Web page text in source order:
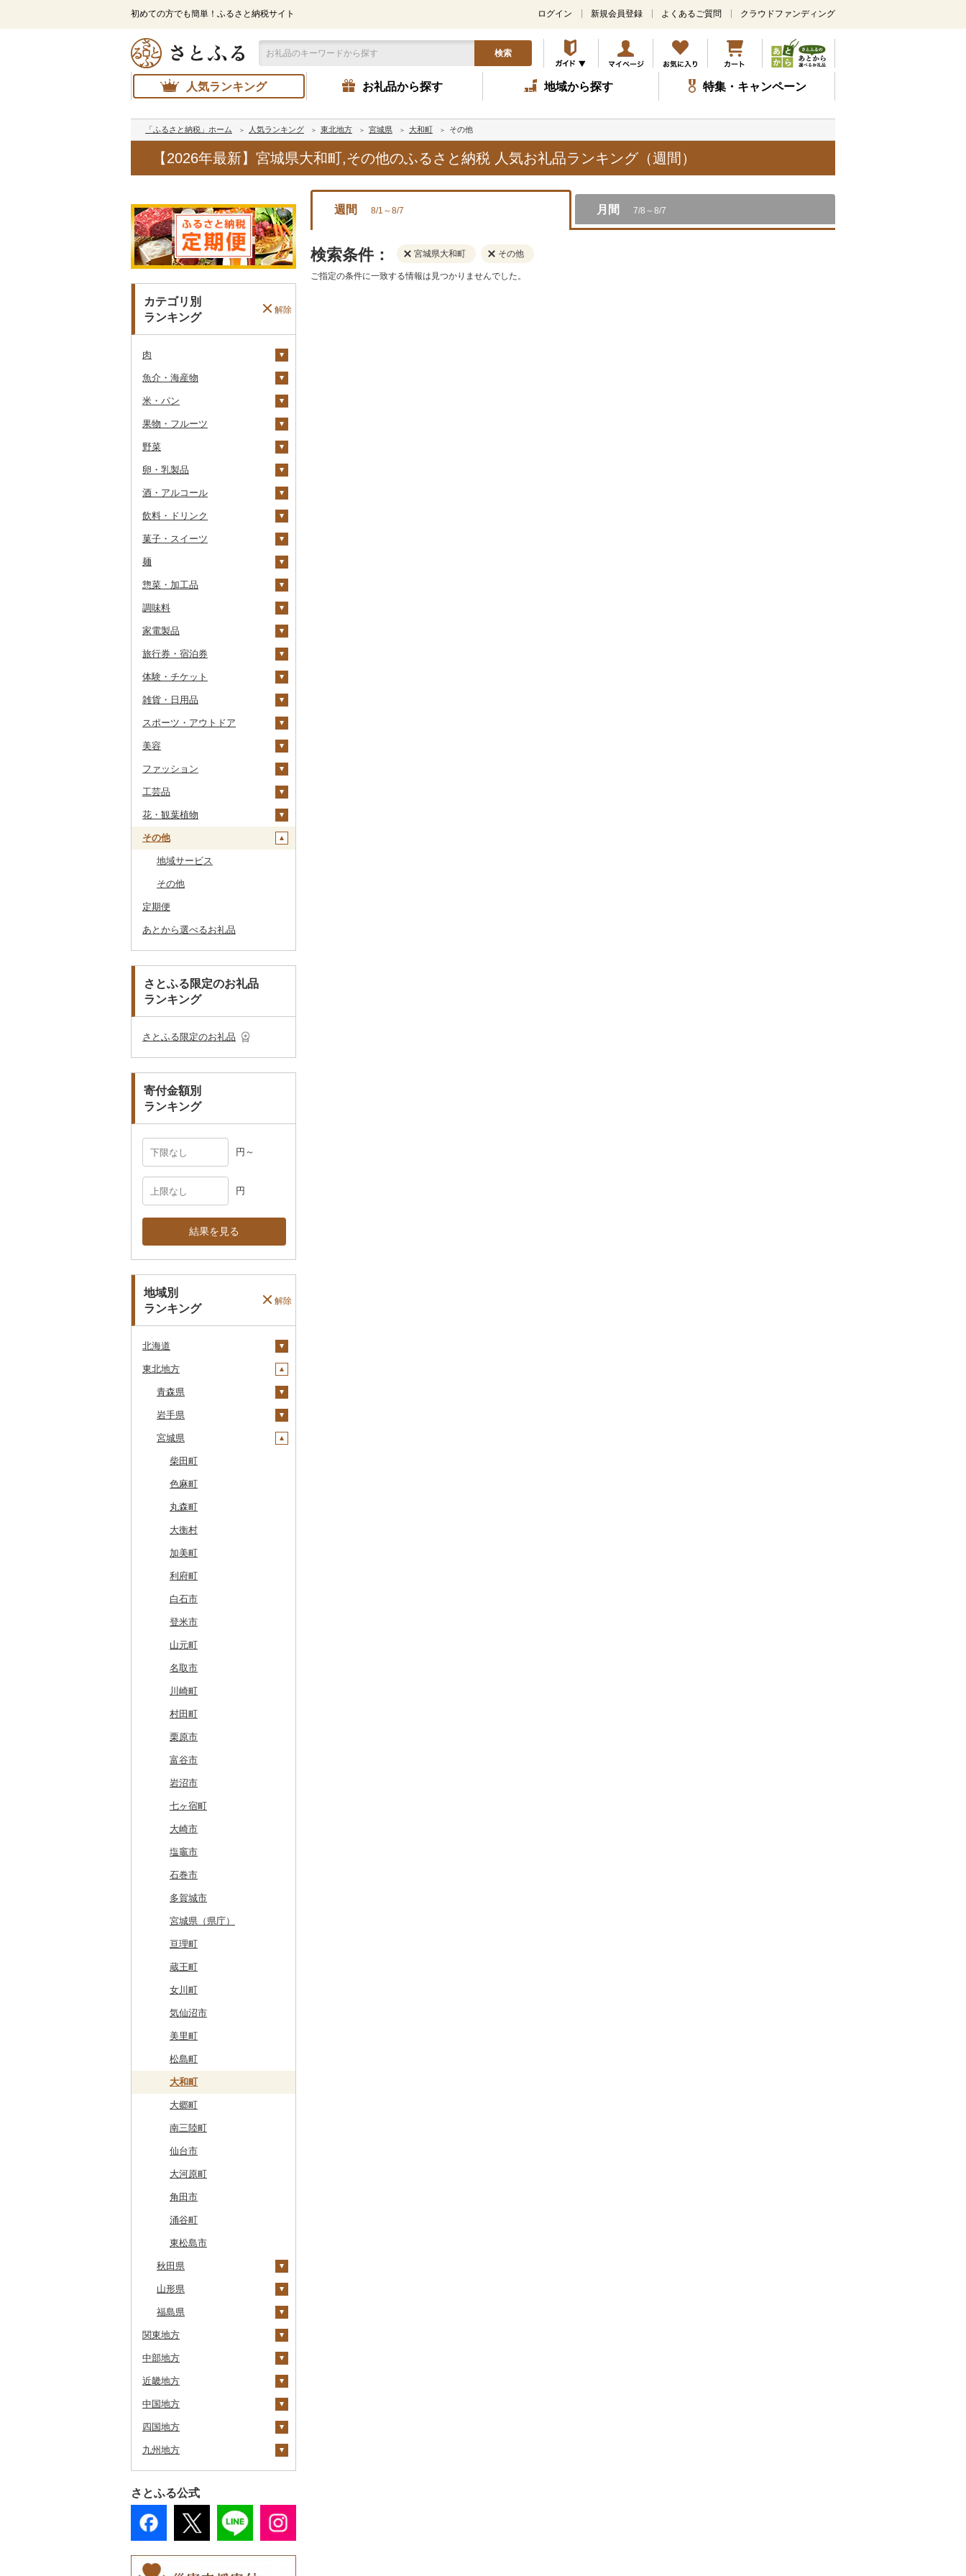
初めての方でも簡単！ふるさと納税サイト
メ
ン
コ
ン
テ
ツ
キ
ッ
プ
ログイン 新規会員登録 よくあるご質問 クラウドファンディング
検索
人気ランキング お礼品から探す 地域から探す 特集・キャンペーン
「ふるさと納税」ホーム 人気ランキング 東北地方 宮城県 大和町 その他
【2026年最新】宮城県大和町,その他のふるさと納税 人気お礼品ランキング（週間）
カテゴリ別
ランキング
解除
肉
牛肉（精肉）
ステーキ
すき焼き
焼肉
牛タン
和牛
黒毛和牛
仙台牛
米沢牛
山形牛
常陸牛
上州牛
飛騨牛
近江牛
但馬牛
佐賀牛
長崎和牛
あか牛
宮崎牛
牛肉（加工品）
ハンバーグ
ローストビーフ
ビーフジャーキー
その他牛肉（加工品）
豚肉（精肉）
すき焼き
しゃぶしゃぶ
焼肉
アグー豚
豚肉（加工品）
ハンバーグ
もつ鍋
ハム
ソーセージ・ウインナ
鶏肉
鶏肉（精肉）
ハム・ソーセージ
唐揚げ
水炊き
地鶏
赤鶏さつま
その他鶏肉
鹿肉
馬肉
羊肉・ラム肉（ジンギス
魚介・海産物
カニ
ズワイガニ
毛ガニ
かにしゃぶ
その他カニ
エビ
ボタンエビ
伊勢海老
その他エビ
いくら
うに
明太子・たらこ
明太子
たらこ
その他魚卵
数の子
キャビア
その他魚卵
貝
鮑（アワビ）
牡蠣（カキ）
あさり
しじみ
サザエ
はまぐり
その他貝
鮮魚
鮭・サーモン
マグロ
イワシ
カツオ
金目鯛
クエ
サバ
鯛
のどぐろ
ふぐ
ブリ
その他鮮魚
イカ・タコ
イカ
タコ
海苔・海藻
海苔
わかめ
ひじき
その他海苔・海藻
干物
ししゃも
その他干物
その他魚介・加工品
しらす・ちりめん
かまぼこ・練り製品
米・パン
米
無洗米
玄米
金芽米
ゆめぴりか
コシヒカリ
はえぬき
さがびより
あきたこまち
ひとめぼれ
ミルキークィーン
ななつぼし
雑穀
餅
その他穀物加工品
パン
果物・フルーツ
ぶどう・マスカット
巨峰
ナガノパープル
ピオーネ
デラウェア
その他ぶどう・マスカ
いちご
りんご
もも
メロン
梨
和梨
洋梨・ラフランス
マンゴー
みかん・柑橘
みかん
レモン
不知火・デコポン
せとか
まどんな
その他柑橘
すいか
キウイ
柿（カキ）
ドライフルーツ
干し芋
その他果物
びわ
パイナップル
栗
その他果物
野菜
いも
じゃがいも
さつまいも
その他いも
トマト
フルーツトマト
ミニトマト
玉ねぎ
ねぎ
根菜
人参
大根
自然薯
レンコン
にんにく・生姜
その他根菜
アスパラガス
豆
きのこ
しいたけ
松茸
その他きのこ
その他野菜
山菜
かぼちゃ
レタス
卵・乳製品
卵
チーズ
ヨーグルト
バター
その他乳製品
酒・アルコール
ビール・発泡酒
ビール
地ビール・クラフトビ
日本酒
純米吟醸
大吟醸
吟醸
その他日本酒
芋焼酎
麦焼酎
米焼酎
黒糖焼酎
その他焼酎
梅酒
泡盛
ワイン
白ワイン
赤ワイン
シャンパン・スパーク
ウイスキー
リキュール・洋酒
甘酒
ノンアルコール
その他酒
飲料・ドリンク
水・ミネラルウォーター
飲料
コーヒー豆
粉
ドリップ
茶
飲料
茶葉・ティーバッグ
静岡茶
足柄茶
知覧茶
八女茶
果汁飲料
りんごジュース
みかんジュース（オレ
紅茶
飲料
茶葉・ティーバッグ
その他飲料・ジュース
野菜ジュース
炭酸飲料
豆乳
菓子・スイーツ
クッキー
焼き菓子
プリン
ゼリー
チョコレート
カステラ
アイス・ジェラート
その他洋菓子
煎餅・おかき
羊羹
饅頭
大福
その他和菓子
麺
ラーメン
うどん
そば
パスタ
ひやむぎ
そうめん
その他麺
惣菜・加工品
惣菜
餃子
シュウマイ
コロッケ
その他惣菜
カレー・シチュー
カレー
シチュー
鍋
肉
魚
その他鍋
ピザ
レトルト
スープ
豆腐・納豆
豆腐
漬物
キムチ
その他漬物
缶詰・瓶詰
肉
魚
果物
ジャム
乾物
燻製（スモーク）
おせち
その他加工品
調味料
砂糖
塩
醤油
味噌
酢
だし
食用油
オリーブオイル
ごま油
その他食用油
はちみつ
ドレッシング
その他調味料
みりん
ケチャップ
その他調味料
家電製品
季節・空調家電
キッチン家電
照明器具
パソコン・周辺機器
TV・オーディオ・カメラ
美容・健康家電
カー用品
時計
その他家電
旅行券・宿泊券
旅行券
JTBふるさと旅行クー
その他旅行券
宿泊券
体験・チケット
PayPay商品券
食事券
温泉・サウナ・スパ利用
釣り
ダイビング
券
ゴルフプレー券
GDOふるさとゴルフ
その他のゴルフプレー
券
花火大会チケット
その他体験・チケット
雑貨・日用品
家具・インテリア
机・テーブル
その他家具・インテリ
ア
寝具
布団
毛布
タオルケット
その他寝具
タオル
その他タオル
文房具・印鑑
ボールペン
ノート・ファイル
印鑑
その他文房具
食器
グラス・カップ
タンブラー
箸
弁当箱
その他食器
キッチン用品
包丁
フライパン
まな板
土鍋
その他キッチン用品
日用品
洗剤
ティッシュ
その他日用品
楽器・器材
本・CD・DVD
おもちゃ・ぬいぐるみ
ご当地キャラクター
ベビー用品
ペット用品
その他雑貨
スポーツ・アウトドア
ゴルフ
ゴルフボール
ゴルフウェア
その他ゴルフ
釣り
サイクリング
アウトドア・キャンプ
その他スポーツ
ウェア・ユニフォーム
その他スポーツ
美容
スキンケア
洗顔
その他スキンケア
シャンプー・リンス
石鹸・ボディーソープ
入浴剤
アロマ
プロテイン
その他美容
ファッション
鞄・バッグ
トートバッグ・ショル
ダーバッグ
キャリーバッグ・スー
ツケース
その他鞄・バッグ
洋服
女性・レディース
男性・メンズ
子供・ベビー
和服
靴・履物
靴・シューズ
その他靴・履物
アクセサリー
真珠・パール
その他アクセサリー
その他服飾小物
財布
ショール・ストール
ネクタイ・ベルト
マフラー・手袋
工芸品
織物
本場奄美大島紬
その他織物
陶器・漆器
信楽焼
唐津焼
美濃焼
村上木彫堆朱
その他陶器・漆器
その他装飾品・工芸品
数珠
播州そろばん
美濃和紙
民芸品
花・観葉植物
観葉植物・苗木
花
胡蝶蘭
盆栽・その他
その他
地域サービス
その他
定期便
あとから選べるお礼品
さとふる限定のお礼品
ランキング
さとふる限定のお礼品
寄付金額別
ランキング
円～
円
結果を見る
地域別
ランキング
解除
北海道
安平町
八雲町
鹿部町
江差町
白老町
せたな町
旭川市
森町
稚内市
標津町
清里町
北斗市
留萌市
白糠町
釧路町
名寄市
美唄市
厚岸町
南富良野町
上富良野町
和寒町
紋別市
乙部町
根室市
三笠市
東川町
厚真町
奥尻町
網走市
浦河町
広尾町
中札内村
滝川市
比布町
鶴居村
釧路市
苫前町
当別町
占冠村
上士幌町
平取町
七飯町
北見市
登別市
訓子府町
室蘭市
士幌町
倶知安町
天塩町
京極町
新十津川町
江別市
蘭越町
東北地方
青森県
十和田市
大鰐町
南部町
五戸町
藤崎町
六ヶ所村
東北町
三戸町
東通村
黒石市
おいらせ町
鶴田町
階上町
深浦町
青森市
田子町
新郷村
横浜町
野辺地町
佐井村
六戸町
五所川原市
平川市
蓬田村
中泊町
外ヶ浜町
つがる市
弘前市
鰺ヶ沢町
むつ市
田舎館村
青森県（県庁）
三沢市
西目屋村
岩手県
宮古市
軽米町
岩手町
矢巾町
釜石市
野田村
普代村
一戸町
陸前高田市
紫波町
滝沢市
住田町
葛巻町
花巻市
岩泉町
田野畑村
盛岡市
遠野市
奥州市
雫石町
岩手県（県庁）
一関市
久慈市
西和賀町
北上市
平泉町
洋野町
大船渡市
山田町
大槌町
宮城県
柴田町
色麻町
丸森町
大衡村
加美町
利府町
白石市
登米市
山元町
名取市
川崎町
村田町
栗原市
富谷市
岩沼市
七ヶ宿町
大崎市
塩竈市
石巻市
多賀城市
宮城県（県庁）
亘理町
蔵王町
女川町
気仙沼市
美里町
松島町
大和町
大郷町
南三陸町
仙台市
大河原町
角田市
涌谷町
東松島市
秋田県
大潟村
横手市
能代市
小坂町
仙北市
井川町
潟上市
三種町
藤里町
湯沢市
大館市
由利本荘市
山形県
村山市
尾花沢市
上山市
河北町
酒田市
新庄市
長井市
小国町
南陽市
中山町
庄内町
福島県
天栄村
広野町
鏡石町
須賀川市
小野町
棚倉町
古殿町
昭和村
下郷町
西郷村
関東地方
茨城県
土浦市
取手市
つくば市
稲敷市
潮来市
五霞町
北茨城市
境町
栃木県
那須塩原市
市貝町
塩谷町
上三川町
佐野市
真岡市
高根沢町
群馬県
榛東村
下仁田町
玉村町
安中市
川場村
昭和村
埼玉県
春日部市
蕨市
戸田市
毛呂山町
久喜市
千葉県
勝浦市
袖ケ浦市
我孫子市
長柄町
東京都
八王子市
日野市
昭島市
神奈川県
南足柄市
松田町
中部地方
新潟県
十日町市
弥彦村
阿賀町
出雲崎町
魚沼市
佐渡市
燕市
富山県
射水市
氷見市
朝日町
高岡市
魚津市
砺波市
石川県
羽咋市
七尾市
白山市
穴水町
輪島市
福井県
美浜町
小浜市
越前町
若狭町
山梨県
富士吉田市
甲斐市
山梨市
長野県
高森町
御代田町
岐阜県
養老町
静岡県
愛知県
近畿地方
三重県
鈴鹿市
伊賀市
木曽岬町
多気町
松阪市
桑名市
滋賀県
長浜市
高島市
草津市
近江八幡市
竜王町
京都府
宮津市
伊根町
与謝野町
福知山市
大阪府
茨木市
豊能町
枚方市
兵庫県
上郡町
神河町
奈良県
曽爾村
和歌山県
中国地方
鳥取県
鳥取県（県庁）
米子市
大山町
琴浦町
日野町
島根県
雲南市
海士町
津和野町
飯南町
岡山県
津山市
西粟倉村
久米南町
広島県
安芸太田町
世羅町
山口県
柳井市
四国地方
徳島県
阿波市
牟岐町
那賀町
三好市
香川県
高松市
直島町
さぬき市
愛媛県
今治市
鬼北町
高知県
香美市
九州地方
福岡県
那珂川市
添田町
大刀洗町
佐賀県
嬉野市
佐賀県（県庁）
長崎県
松浦市
熊本県
大分県
さとふる公式
週間 8/1～8/7 月間 7/8～8/7
検索条件： 宮城県大和町 その他
ご指定の条件に一致する情報は見つかりませんでした。